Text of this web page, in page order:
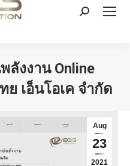
Search:
ลังงาน Online
ย เอ็นโอเค จำกัด
Aug
23
2021